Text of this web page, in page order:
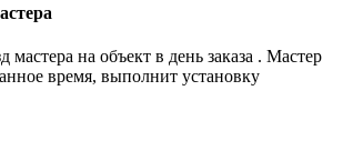
на объект в день заказа . Мастер
время, выполнит установку